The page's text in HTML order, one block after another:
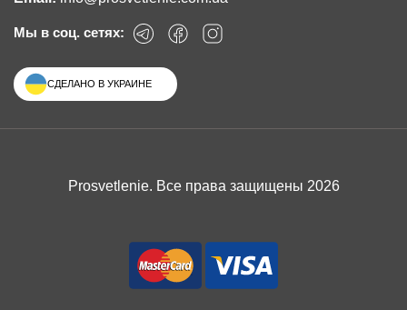
Мы в соц. сетях:
СДЕЛАНО В УКРАИНЕ
Prosvetlenie. Все права защищены 2026